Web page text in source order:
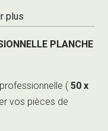
plus
PLANCHE
(50 x
vos pièces de